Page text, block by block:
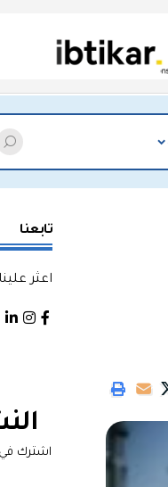
تابعنا
اعثر
اشترك في